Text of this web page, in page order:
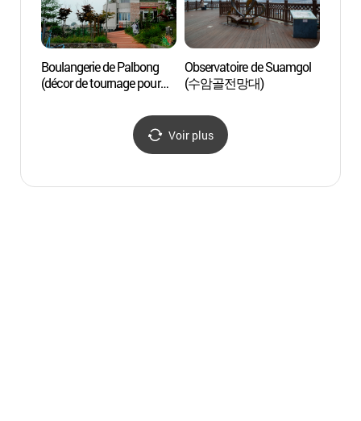
Boulangerie de Palbong
(décor de tournage pour
Observatoire de Suamgol
(수암골전망대)
Voir plus